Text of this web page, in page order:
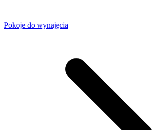
Pokoje do wynajęcia